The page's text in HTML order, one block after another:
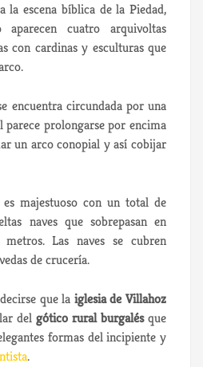
la escena bíblica de la Piedad,
cuatro arquivoltas
con cardinas y esculturas que
encuentra circundada por una
parece prolongarse por encima
un arco conopial y así cobijar
majestuoso con un total de
naves que sobrepasan en
Las naves se cubren
de crucería.
que la iglesia de Villahoz
del gótico rural burgalésque
formas del incipiente y
.